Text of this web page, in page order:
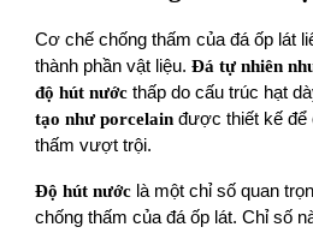
Cơ chế chống thấm của đá ốp lát
thành phần vật liệu.Đá tự nhiên
độ hút nước thấp do cấu trúc hạt
tạo như porcelain được thiết kế để
thấm vượt trội.
Độ hút nước là một chỉ số quan
chống thấm của đá ốp lát. Chỉ số